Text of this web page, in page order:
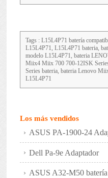
Tags : L15L4P71 batería
L15L4P71, L15L4P71 bateria,
modelo L15L4P71, bateria
Miix4 Miix 700 700-12ISK
Series bateria, bateria Lenovo
L15L4P71
Los más vendidos
ASUS PA-1900-24
Dell Pa-9e Adaptador
ASUS A32-M50 batería